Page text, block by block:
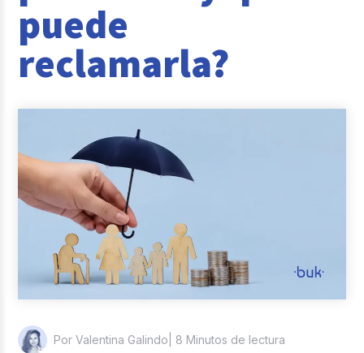
Reclutamiento y Selección
Casos de éxito
puede
reclamarla?
Por Valentina Galindo | 8 Minutos de lectura